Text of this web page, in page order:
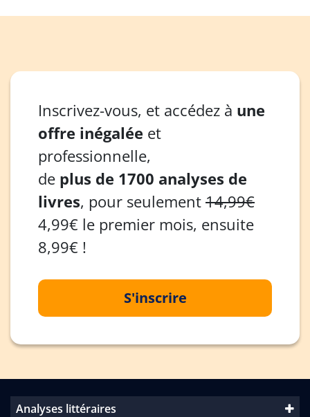
Inscrivez-vous, et accédez à une
offre inégalée et
professionnelle,
de plus de 1700 analyses de
livres, pour seulement 14,99€
4,99€ le premier mois, ensuite
8,99€ !
S'inscrire
Analyses littéraires